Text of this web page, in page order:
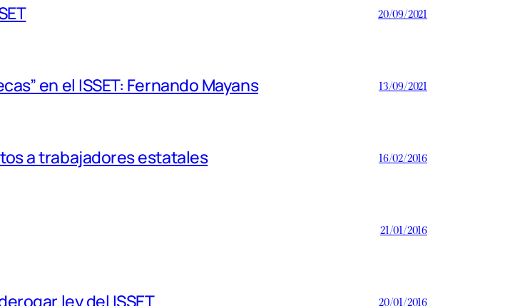
20/09/2021
en el ISSET: Fernando Mayans 13/09/2021
a trabajadores estatales 16/02/2016
21/01/2016
ley del ISSET 20/01/2016